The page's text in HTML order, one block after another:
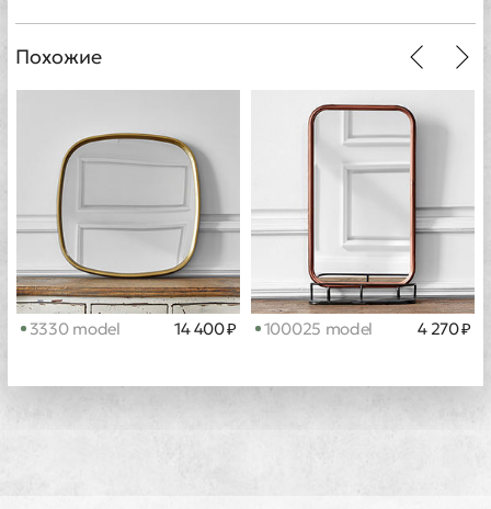
Похожие
3330 model 14 400 ₽ 100025 model 4 270 ₽